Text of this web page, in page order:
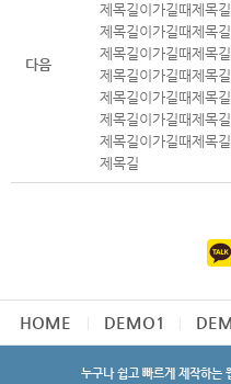
다음
제목길이가길때제목
제목길이가길때제목
제목길이가길때제목
제목길이가길때제목
제목길이가길때제목
제목길이가길때제목
제목길이가길때제목
제목길
HOME DEMO1
누구나 쉽고 빠르게 제작하는